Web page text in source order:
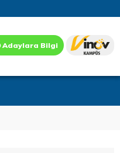
Adaylara Bilgi